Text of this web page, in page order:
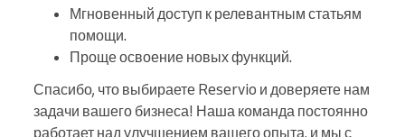
Мгновенный доступ к релевантным статьям
помощи.
Проще освоение новых функций.
Спасибо, что выбираете Reservio и доверяете нам
задачи вашего бизнеса! Наша команда постоянно
работает над улучшением вашего опыта, и мы с